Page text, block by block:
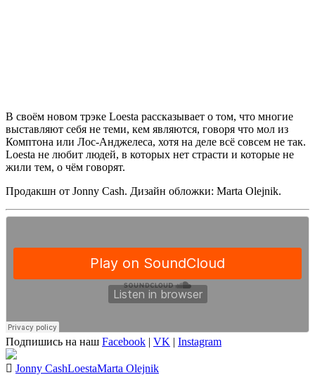
В своём новом трэке Loesta рассказывает о том, что многие
выставляют себя не теми, кем являются, говоря что мол из
Комптона или Лос-Анджелеса, хотя на деле всё совсем не так.
Loesta не любит людей, в которых нет страсти и которые не
жили тем, о чём говорят.
Продакшн от Jonny Cash. Дизайн обложки: Marta Olejnik.
Подпишись на наш Facebook | VK | Instagram
Jonny CashLoestaMarta Olejnik